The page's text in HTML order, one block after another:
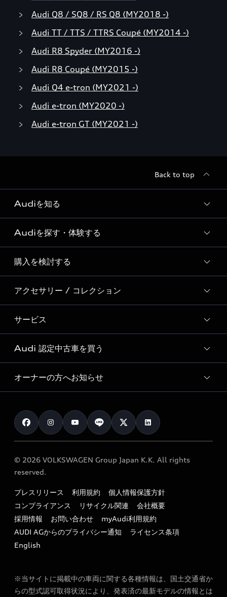
Audi Q8 / SQ8 / RS Q8 (MY2018 -)
Audi TT / TTS / TTRS Coupé (MY2014 -)
Audi R8 Spyder (MY2016 -)
Audi R8 Coupé (MY2015 -)
Audi Q4 e-tron (MY2021 -)
Audi e-tron (MY2020 -)
Audi e-tron GT (MY2021 -)
Back to top
Audiを知る
Audi ブランド
Story of Progress
Audi Sport
Formula 1®
デジタルサービス
Audiを探す・体験する
ディーラー検索
新車在庫検索
試乗車・展示車検索
見積り依頼
試乗予約
購入を検討する
モデル一覧
特別仕様モデル / 限定モデル
e-tronラインアップ
価格シミュレーション
車両比較
カタログ一覧
アクセサリー / コレクション
純正アクセサリー
オンラインショップ
Audi collection
アウディナビアプリ
サービス
サービス入庫予約
サービスプログラム
メンテナンス
車検 / 定期点検
e-tronアフターサポート
myAudi
Audi 認定中古車を買う
Audi認定中古車
クオリティ
保証
メンテナンス
ファイナンス
キャンペーン / イベント
買取査定
オーナーの方へお知らせ
お知らせ
オーナー様向けキャンペーン
特定整備適用車一覧
リサイクル法
よくある質問（FAQ）
© 2026 VOLKSWAGEN Group Japan K.K. All rights
reserved.
プレスリリース 利用規約
個人情報保護方針
コンプライアンス
リサイクル関連
会社概要
採用情報
お問い合わせ
myAudi利用規約
AUDI AGからのプライバシー通知
ライセンス条項
English
※当サイトに掲載中の車両に関する各種情報は、国土交通省か
らの型式認可取得状況により、発表済の最新モデルの情報とは